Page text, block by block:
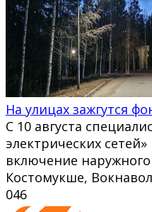
На улицах зажгутся
С 10 августа
электрических
включение
Костомукше,
046